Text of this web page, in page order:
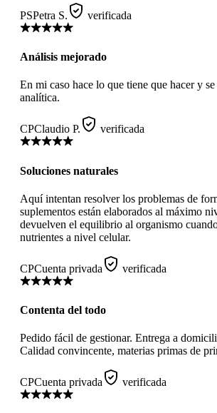
PSPetra S. verificada
Análisis mejorado
En mi caso hace lo que tiene que hacer y
analítica.
CPClaudio P. verificada
Soluciones naturales
Aquí intentan resolver los problemas de
suplementos están elaborados al máximo
devuelven el equilibrio al organismo
nutrientes a nivel celular.
CPCuenta privada verificada
Contenta del todo
Pedido fácil de gestionar. Entrega a
Calidad convincente, materias primas de
CPCuenta privada verificada